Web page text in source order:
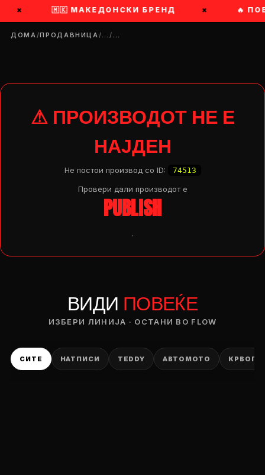
× 🇲🇰 МАКЕДОНСКИ БРЕНД × 🔥
ДОМА/ПРОДАВНИЦА/…/…
⚠ ПРОИЗВОДОТ НЕ Е
НАЈДЕН
Не постои производ со ID: 74513
Провери дали производот e
PUBLISH
.
ВИДИ ПОВЕЌЕ
ИЗБЕРИ ЛИНИЈА · ОСТАНИ ВО FLOW
СИТЕ НАТПИСИ TEDDY АВТОМОТО